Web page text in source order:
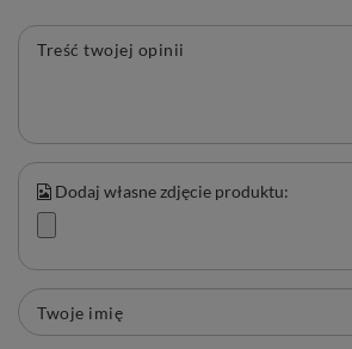
Treść twojej opinii
Dodaj własne zdjęcie produktu:
Twoje imię